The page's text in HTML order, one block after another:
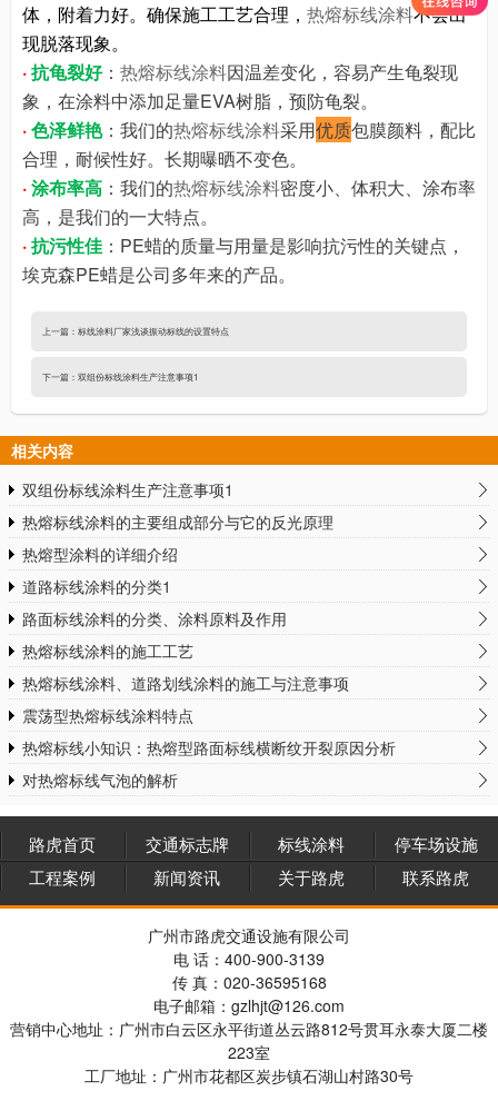
体，附着力好。确保施工工艺合理， 热熔标线涂料不会出
现脱落现象。
·抗龟裂好： 热熔标线涂料因温差变化，容易产生龟裂现
象，在涂料中添加足量EVA树脂，预防龟裂。
·色泽鲜艳：我们的热熔标线涂料采用优质包膜颜料，配比
合理，耐候性好。长期曝晒不变色。
·涂布率高 ：我们的热熔标线涂料密度小、体积大、涂布率
高，是我们的一大特点。
·抗污性佳 ：PE蜡的质量与用量是影响抗污性的关键点，
埃克森PE蜡是公司多年来的产品。
上一篇： 标线涂料厂家浅谈振动标线的设置特点
下一篇： 双组份标线涂料生产注意事项1
相关内容
双组份标线涂料生产注意事项1
热熔标线涂料的主要组成部分与它的反光原理
热熔型涂料的详细介绍
道路标线涂料的分类1
路面标线涂料的分类、涂料原料及作用
热熔标线涂料的施工工艺
热熔标线涂料、道路划线涂料的施工与注意事项
震荡型热熔标线涂料特点
热熔标线小知识：热熔型路面标线横断纹开裂原因分析
对热熔标线气泡的解析
路虎首页 交通标志牌 标线涂料
停车场设施
工程案例
新闻资讯 关于路虎 联系路虎
广州市路虎交通设施有限公司
电 话：400-900-3139
传 真：020-36595168
电子邮箱：gzlhjt@126.com
营销中心地址：广州市白云区永平街道丛云路812号贯耳永泰大厦二楼
223室
工厂地址：广州市花都区炭步镇石湖山村路30号